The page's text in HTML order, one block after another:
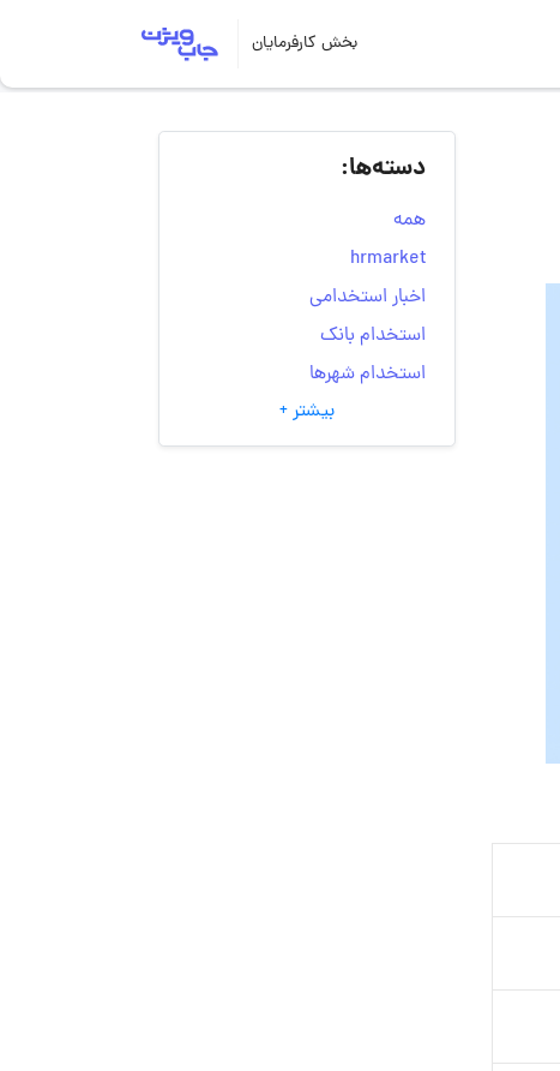
بخش کارفرمایان
دسته‌ها:
همه
hrmarket
اخبار استخدامی
استخدام بانک
استخدام شهرها
انتخاب مسیر شغلی
به‌روزرسانی‌های سایت
بیشتر +